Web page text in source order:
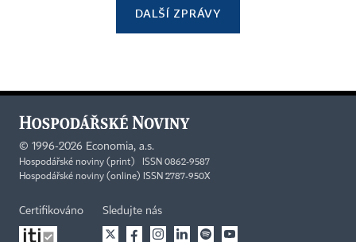
DALŠÍ ZPRÁVY
© 1996-2026 Economia, a.s.
Hospodářské noviny (print) ISSN 0862-9587
Hospodářské noviny (online) ISSN 2787-950X
Certifikováno Sledujte nás